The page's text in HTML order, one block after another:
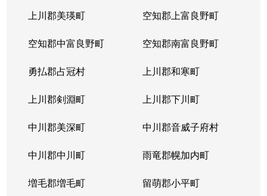
上川郡美瑛町 空知郡上富良野町
空知郡中富良野町 空知郡南富良野町
勇払郡占冠村 上川郡和寒町
上川郡剣淵町 上川郡下川町
中川郡美深町 中川郡音威子府村
中川郡中川町 雨竜郡幌加内町
増毛郡増毛町 留萌郡小平町